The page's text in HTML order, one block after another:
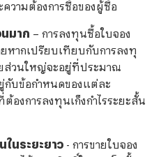
ความต้องการซื้อของผู้ซื้อ
มาก – การลงทุนซื้อใบจอง
หากเปรียบเทียบกับการลงทุ
ส่วนใหญ่จะอยู่ที่ประมาณ
บข้อกำหนดของแต่ละ
องการลงทุนเก็งกำไรระยะสั้น
นระยะยาว - การขายใบจอง